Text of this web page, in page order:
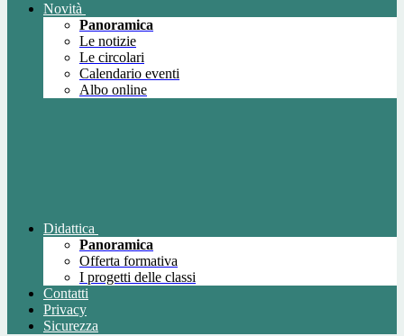
Novità
Panoramica
Le notizie
Le circolari
Calendario eventi
Albo online
Didattica
Panoramica
Offerta formativa
I progetti delle classi
Contatti
Privacy
Sicurezza